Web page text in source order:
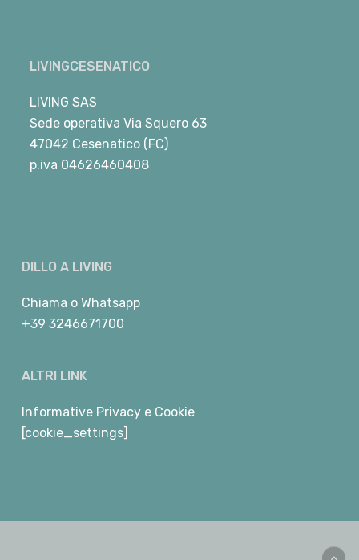
LIVINGCESENATICO
LIVING SAS
Sede operativa Via Squero 63
47042 Cesenatico (FC)
p.iva 04626460408
DILLO A LIVING
Chiama o Whatsapp
+39 3246671700
ALTRI LINK
Informative Privacy e Cookie
[cookie_settings]